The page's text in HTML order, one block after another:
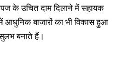
के उचित दाम दिलाने में सहायक
आधुनिक बाजारों का भी विकास हुआ
बनाते हैं।